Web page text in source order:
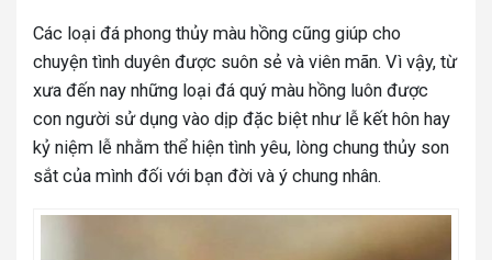
Các loại đá phong thủy màu hồng cũng giúp cho
chuyện tình duyên được suôn sẻ và viên mãn. Vì vậy, từ
xưa đến nay những loại đá quý màu hồng luôn được
con người sử dụng vào dịp đặc biệt như lễ kết hôn hay
kỷ niệm lễ nhằm thể hiện tình yêu, lòng chung thủy son
sắt của mình đối với bạn đời và ý chung nhân.